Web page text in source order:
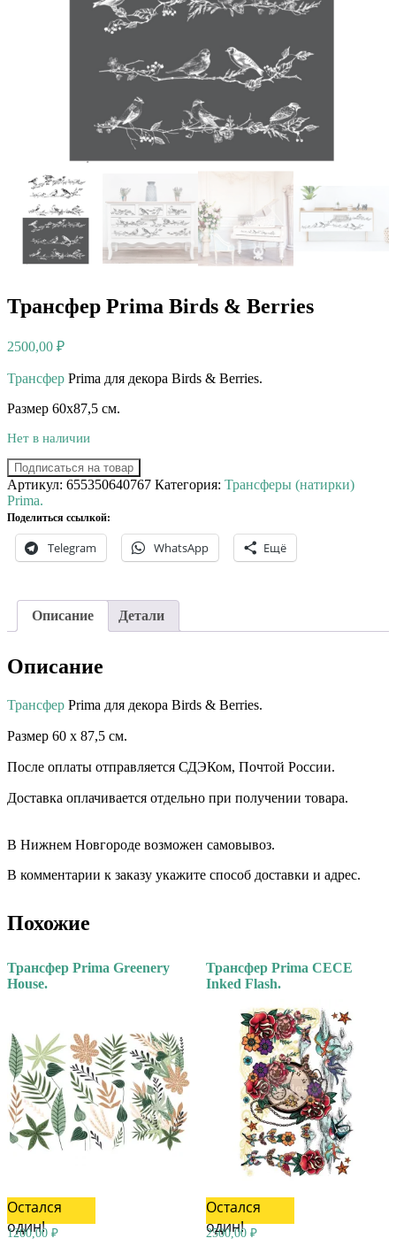
Трансфер Prima Birds & Berries
2500,00 ₽
Трансфер Prima для декора Birds & Berries.⠀
Размер 60х87,5 см.
Нет в наличии
Подписаться на товар
Артикул: 655350640767 Категория: Трансферы (натирки)
Prima.
Поделиться ссылкой:
Telegram WhatsApp Ещё
Описание Детали
Описание
Трансфер Prima для декора Birds & Berries.⠀
Размер 60 х 87,5 см. ⠀⠀ ⠀⠀
После оплаты отправляется СДЭКом, Почтой России. ⠀⠀
Доставка оплачивается отдельно при получении товара. ⠀⠀
В Нижнем Новгороде возможен самовывоз.
В комментарии к заказу укажите способ доставки и адрес.
Похожие
Трансфер Prima Greenery
House.
Остался
один!
1200,00 ₽
Трансфер Prima CECE
Inked Flash.
Остался
один!
2500,00 ₽